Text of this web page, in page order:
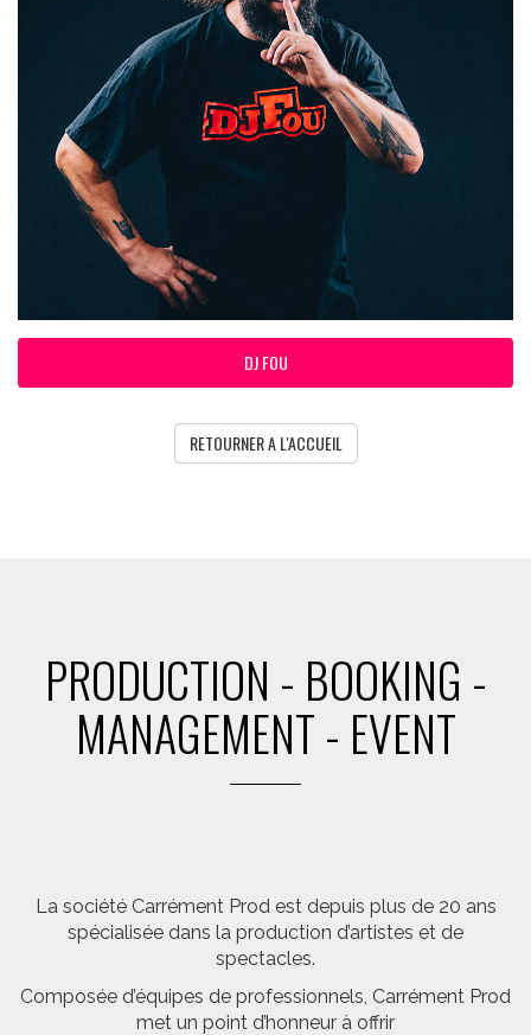
DJ FOU
RETOURNER A L'ACCUEIL
PRODUCTION - BOOKING -
MANAGEMENT - EVENT
La société Carrément Prod est depuis plus de 20 ans
spécialisée dans la production d’artistes et de
spectacles.
Composée d’équipes de professionnels, Carrément Prod
met un point d’honneur à offrir